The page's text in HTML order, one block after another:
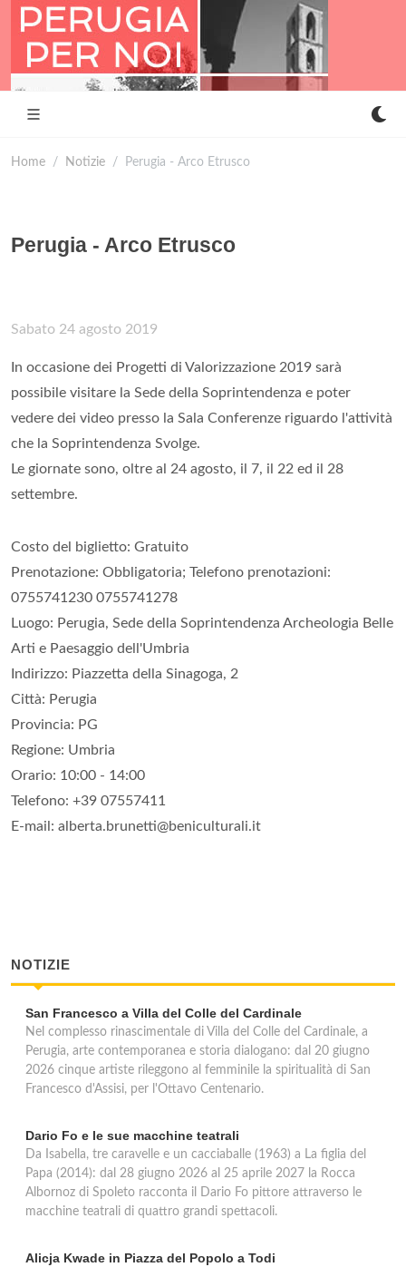
Home Notizie Perugia - Arco Etrusco
Perugia - Arco Etrusco
Sabato 24 agosto 2019
In occasione dei Progetti di Valorizzazione 2019 sarà
possibile visitare la Sede della Soprintendenza e poter
vedere dei video presso la Sala Conferenze riguardo l'attività
che la Soprintendenza Svolge.
Le giornate sono, oltre al 24 agosto, il 7, il 22 ed il 28
settembre.
Costo del biglietto: Gratuito
Prenotazione: Obbligatoria; Telefono prenotazioni:
0755741230 0755741278
Luogo: Perugia, Sede della Soprintendenza Archeologia Belle
Arti e Paesaggio dell'Umbria
Indirizzo: Piazzetta della Sinagoga, 2
Città: Perugia
Provincia: PG
Regione: Umbria
Orario: 10:00 - 14:00
Telefono: +39 07557411
E-mail: alberta.brunetti@beniculturali.it
NOTIZIE
San Francesco a Villa del Colle del Cardinale
Nel complesso rinascimentale di Villa del Colle del Cardinale, a
Perugia, arte contemporanea e storia dialogano: dal 20 giugno
2026 cinque artiste rileggono al femminile la spiritualità di San
Francesco d'Assisi, per l'Ottavo Centenario.
Dario Fo e le sue macchine teatrali
Da Isabella, tre caravelle e un cacciaballe (1963) a La figlia del
Papa (2014): dal 28 giugno 2026 al 25 aprile 2027 la Rocca
Albornoz di Spoleto racconta il Dario Fo pittore attraverso le
macchine teatrali di quattro grandi spettacoli.
Alicja Kwade in Piazza del Popolo a Todi